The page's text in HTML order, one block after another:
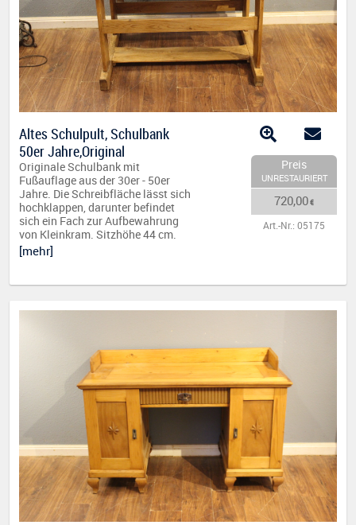
Altes Schulpult, Schulbank
50er Jahre,Original
Originale Schulbank mit
Fußauflage aus der 30er - 50er
Jahre. Die Schreibfläche lässt sich
hochklappen, darunter befindet
sich ein Fach zur Aufbewahrung
von Kleinkram. Sitzhöhe 44 cm.
[mehr]
Preis
UNRESTAURIERT
720,00€
Art.-Nr.: 05175